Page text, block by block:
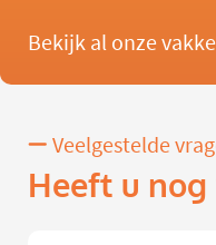
Bekijk al onze
Veelgestelde
Heeft u nog